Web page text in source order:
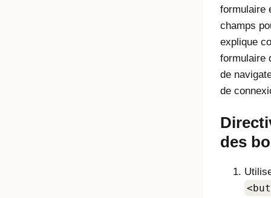
formulaire
champs
explique
formulaire
de
de
des